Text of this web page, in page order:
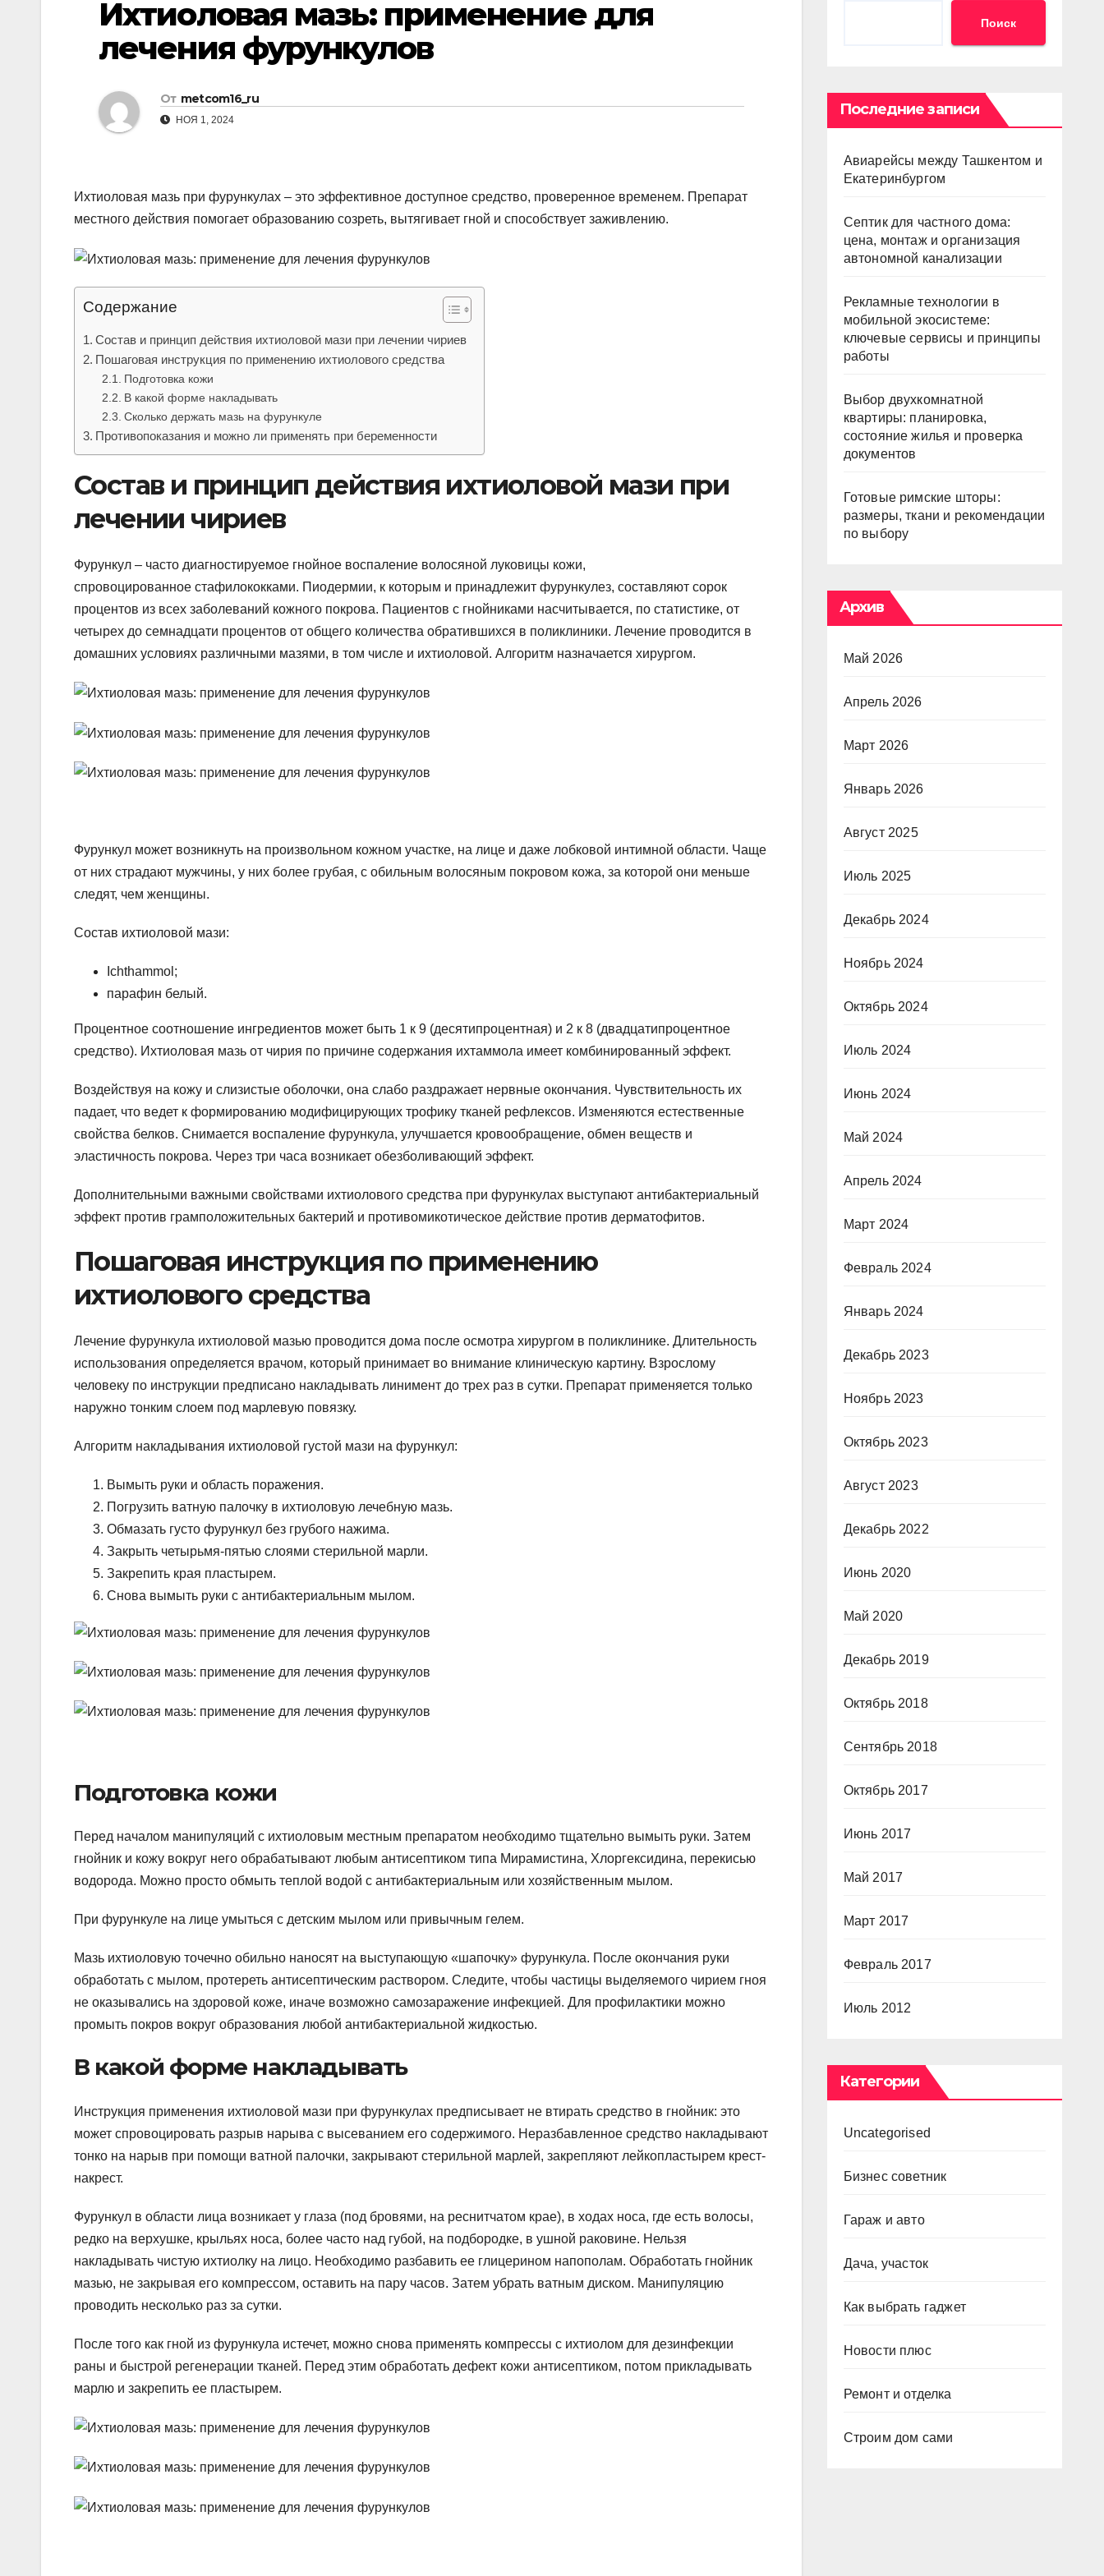
Ихтиоловая мазь: применение для
лечения фурункулов
От metcom16_ru
НОЯ 1, 2024
Ихтиоловая мазь при фурункулах – это эффективное доступное средство, проверенное временем. Препарат
местного действия помогает образованию созреть, вытягивает гной и способствует заживлению.
Содержание
Состав и принцип действия ихтиоловой мази при лечении чириев
Пошаговая инструкция по применению ихтиолового средства
Подготовка кожи
В какой форме накладывать
Сколько держать мазь на фурункуле
Противопоказания и можно ли применять при беременности
Состав и принцип действия ихтиоловой мази при
лечении чириев
Фурункул – часто диагностируемое гнойное воспаление волосяной луковицы кожи,
спровоцированное стафилококками. Пиодермии, к которым и принадлежит фурункулез, составляют сорок
процентов из всех заболеваний кожного покрова. Пациентов с гнойниками насчитывается, по статистике, от
четырех до семнадцати процентов от общего количества обратившихся в поликлиники. Лечение проводится в
домашних условиях различными мазями, в том числе и ихтиоловой. Алгоритм назначается хирургом.
Фурункул может возникнуть на произвольном кожном участке, на лице и даже лобковой интимной области. Чаще
от них страдают мужчины, у них более грубая, с обильным волосяным покровом кожа, за которой они меньше
следят, чем женщины.
Состав ихтиоловой мази:
Ichthammol;
парафин белый.
Процентное соотношение ингредиентов может быть 1 к 9 (десятипроцентная) и 2 к 8 (двадцатипроцентное
средство). Ихтиоловая мазь от чирия по причине содержания ихтаммола имеет комбинированный эффект.
Воздействуя на кожу и слизистые оболочки, она слабо раздражает нервные окончания. Чувствительность их
падает, что ведет к формированию модифицирующих трофику тканей рефлексов. Изменяются естественные
свойства белков. Снимается воспаление фурункула, улучшается кровообращение, обмен веществ и
эластичность покрова. Через три часа возникает обезболивающий эффект.
Дополнительными важными свойствами ихтиолового средства при фурункулах выступают антибактериальный
эффект против грамположительных бактерий и противомикотическое действие против дерматофитов.
Пошаговая инструкция по применению
ихтиолового средства
Лечение фурункула ихтиоловой мазью проводится дома после осмотра хирургом в поликлинике. Длительность
использования определяется врачом, который принимает во внимание клиническую картину. Взрослому
человеку по инструкции предписано накладывать линимент до трех раз в сутки. Препарат применяется только
наружно тонким слоем под марлевую повязку.
Алгоритм накладывания ихтиоловой густой мази на фурункул:
Вымыть руки и область поражения.
Погрузить ватную палочку в ихтиоловую лечебную мазь.
Обмазать густо фурункул без грубого нажима.
Закрыть четырьмя-пятью слоями стерильной марли.
Закрепить края пластырем.
Снова вымыть руки с антибактериальным мылом.
Подготовка кожи
Перед началом манипуляций с ихтиоловым местным препаратом необходимо тщательно вымыть руки. Затем
гнойник и кожу вокруг него обрабатывают любым антисептиком типа Мирамистина, Хлоргексидина, перекисью
водорода. Можно просто обмыть теплой водой с антибактериальным или хозяйственным мылом.
При фурункуле на лице умыться с детским мылом или привычным гелем.
Мазь ихтиоловую точечно обильно наносят на выступающую «шапочку» фурункула. После окончания руки
обработать с мылом, протереть антисептическим раствором. Следите, чтобы частицы выделяемого чирием гноя
не оказывались на здоровой коже, иначе возможно самозаражение инфекцией. Для профилактики можно
промыть покров вокруг образования любой антибактериальной жидкостью.
В какой форме накладывать
Инструкция применения ихтиоловой мази при фурункулах предписывает не втирать средство в гнойник: это
может спровоцировать разрыв нарыва с высеванием его содержимого. Неразбавленное средство накладывают
тонко на нарыв при помощи ватной палочки, закрывают стерильной марлей, закрепляют лейкопластырем крест-
накрест.
Фурункул в области лица возникает у глаза (под бровями, на реснитчатом крае), в ходах носа, где есть волосы,
редко на верхушке, крыльях носа, более часто над губой, на подбородке, в ушной раковине. Нельзя
накладывать чистую ихтиолку на лицо. Необходимо разбавить ее глицерином напополам. Обработать гнойник
мазью, не закрывая его компрессом, оставить на пару часов. Затем убрать ватным диском. Манипуляцию
проводить несколько раз за сутки.
После того как гной из фурункула истечет, можно снова применять компрессы с ихтиолом для дезинфекции
раны и быстрой регенерации тканей. Перед этим обработать дефект кожи антисептиком, потом прикладывать
марлю и закрепить ее пластырем.
Поиск
Последние записи
Авиарейсы между Ташкентом и
Екатеринбургом
Септик для частного дома:
цена, монтаж и организация
автономной канализации
Рекламные технологии в
мобильной экосистеме:
ключевые сервисы и принципы
работы
Выбор двухкомнатной
квартиры: планировка,
состояние жилья и проверка
документов
Готовые римские шторы:
размеры, ткани и рекомендации
по выбору
Архив
Май 2026
Апрель 2026
Март 2026
Январь 2026
Август 2025
Июль 2025
Декабрь 2024
Ноябрь 2024
Октябрь 2024
Июль 2024
Июнь 2024
Май 2024
Апрель 2024
Март 2024
Февраль 2024
Январь 2024
Декабрь 2023
Ноябрь 2023
Октябрь 2023
Август 2023
Декабрь 2022
Июнь 2020
Май 2020
Декабрь 2019
Октябрь 2018
Сентябрь 2018
Октябрь 2017
Июнь 2017
Май 2017
Март 2017
Февраль 2017
Июль 2012
Категории
Uncategorised
Бизнес советник
Гараж и авто
Дача, участок
Как выбрать гаджет
Новости плюс
Ремонт и отделка
Строим дом сами